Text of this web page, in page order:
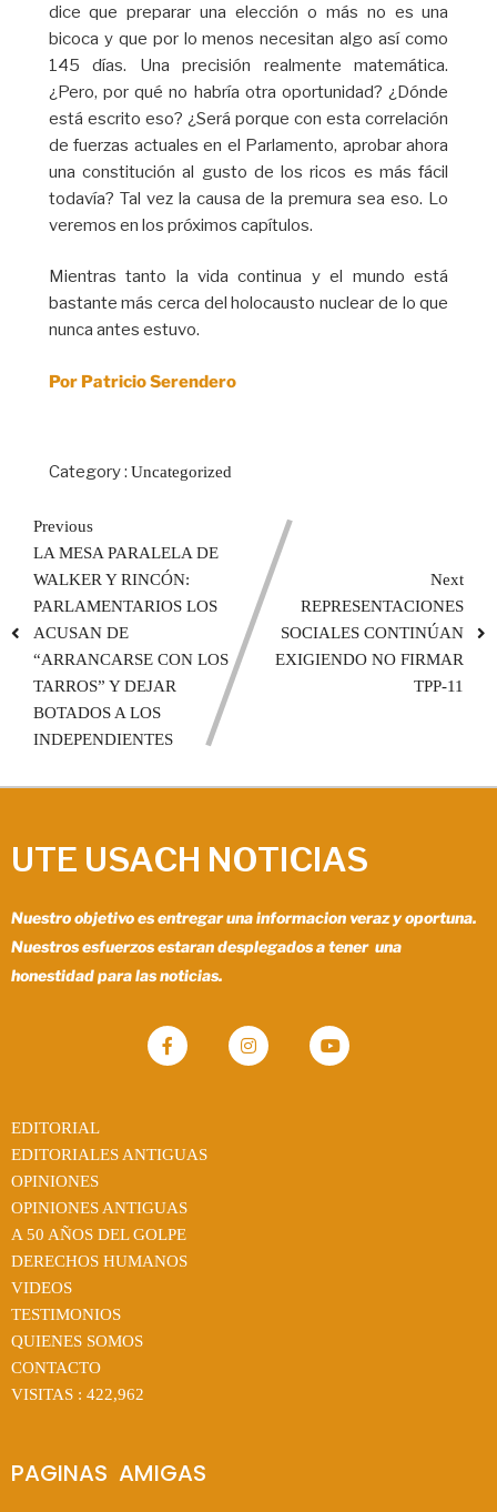
dice que preparar una elección o más no es una
bicoca y que por lo menos necesitan algo así como
145 días. Una precisión realmente matemática.
¿Pero, por qué no habría otra oportunidad? ¿Dónde
está escrito eso? ¿Será porque con esta correlación
de fuerzas actuales en el Parlamento, aprobar ahora
una constitución al gusto de los ricos es más fácil
todavía? Tal vez la causa de la premura sea eso. Lo
veremos en los próximos capítulos.
Mientras tanto la vida continua y el mundo está
bastante más cerca del holocausto nuclear de lo que
nunca antes estuvo.
Por Patricio Serendero
Category : Uncategorized
Previous
LA MESA PARALELA DE
WALKER Y RINCÓN:
PARLAMENTARIOS LOS
ACUSAN DE
“ARRANCARSE CON LOS
TARROS” Y DEJAR
BOTADOS A LOS
INDEPENDIENTES
Next
REPRESENTACIONES
SOCIALES CONTINÚAN
EXIGIENDO NO FIRMAR
TPP-11
UTE USACH NOTICIAS
Nuestro objetivo es entregar una informacion veraz y oportuna.
Nuestros esfuerzos estaran desplegados a tener una
honestidad para las noticias.
EDITORIAL
EDITORIALES ANTIGUAS
OPINIONES
OPINIONES ANTIGUAS
A 50 AÑOS DEL GOLPE
DERECHOS HUMANOS
VIDEOS
TESTIMONIOS
QUIENES SOMOS
CONTACTO
VISITAS : 422,962
PAGINAS  AMIGAS